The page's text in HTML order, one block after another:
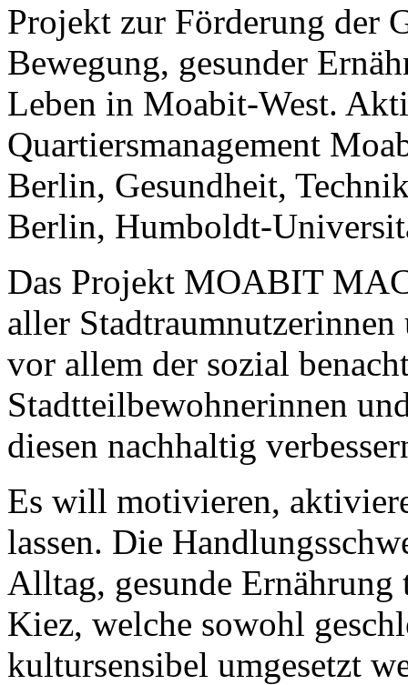
Projekt zur Förderung der
Bewegung, gesunder
Leben in Moabit-West.
Quartiersmanagement
Berlin, Gesundheit,
Berlin, Humboldt-
Das Projekt MOABIT
aller
vor allem der sozial
Stadtteilbewohnerinnen
diesen nachhaltig
Es will motivieren,
lassen. Die
Alltag, gesunde
Kiez, welche sowohl
kultursensibel umgesetzt